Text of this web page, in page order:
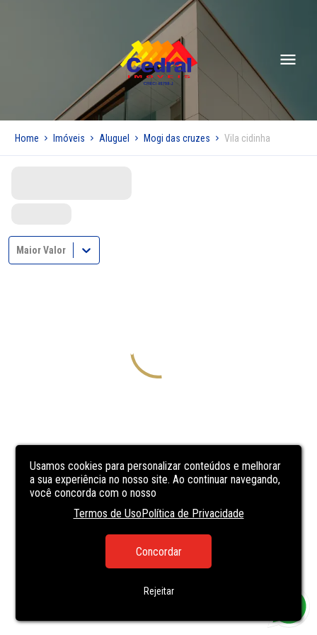
Usamos cookies para personalizar conteúdos e melhorar
a sua experiência no nosso site. Ao continuar navegando,
você concorda com o nosso
Termos de UsoPolítica de Privacidade
Concordar
Rejeitar
Home Imóveis Aluguel Mogi das cruzes Vila cidinha
Maior Valor